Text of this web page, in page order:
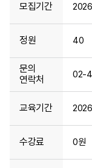
모집기간
정원 40
문의
연락처
02-
교육기간
수강료 0원